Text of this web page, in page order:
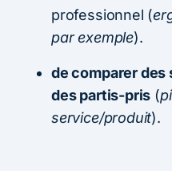
professionnel (
par exemple).
de comparer des
des partis-pris (
service/produit).